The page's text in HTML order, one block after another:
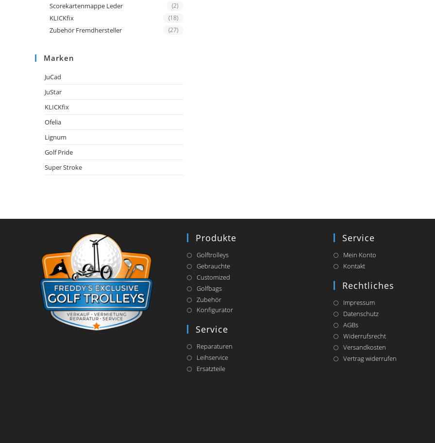
Scorekartenmappe Leder (2)
KLICKfix (18)
Zubehör Fremdhersteller (27)
Marken
JuCad
JuStar
KLICKfix
Ofelia
Lignum
Golf Pride
Super Stroke
Produkte
Golftrolleys
Gebrauchte
Customized
Golfbags
Zubehör
KonfiguratorOpens
Service
Reparaturen
Leihservice
Ersatzteile
Service
Mein Konto
Kontakt
Rechtliches
Impressum
Datenschutz
AGBs
Widerrufsrecht
Versandkosten
Vertrag widerrufen